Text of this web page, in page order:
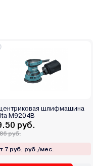
шлифмашина
M9204B
руб.
руб.
7 руб. руб./мес.